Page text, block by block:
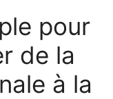
pour
de la
à la